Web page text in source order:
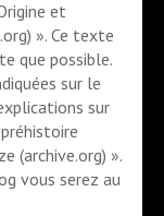
et
». Ce texte
que possible.
sur le
sur
(archive.org) ».
vous serez au